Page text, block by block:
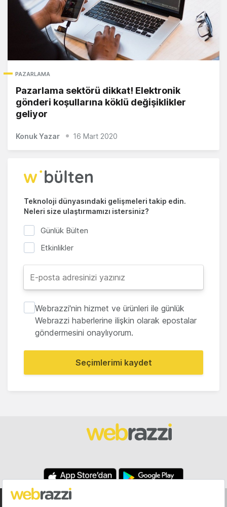
PAZARLAMA
Pazarlama sektörü dikkat! Elektronik
gönderi koşullarına köklü değişiklikler
geliyor
Konuk Yazar 16 Mart 2020
Teknoloji dünyasındaki gelişmeleri takip edin.
Neleri size ulaştırmamızı istersiniz?
Günlük Bülten
Etkinlikler
Webrazzi'nin hizmet ve ürünleri ile günlük
Webrazzi haberlerine ilişkin olarak epostalar
göndermesini onaylıyorum.
Seçimlerimi kaydet